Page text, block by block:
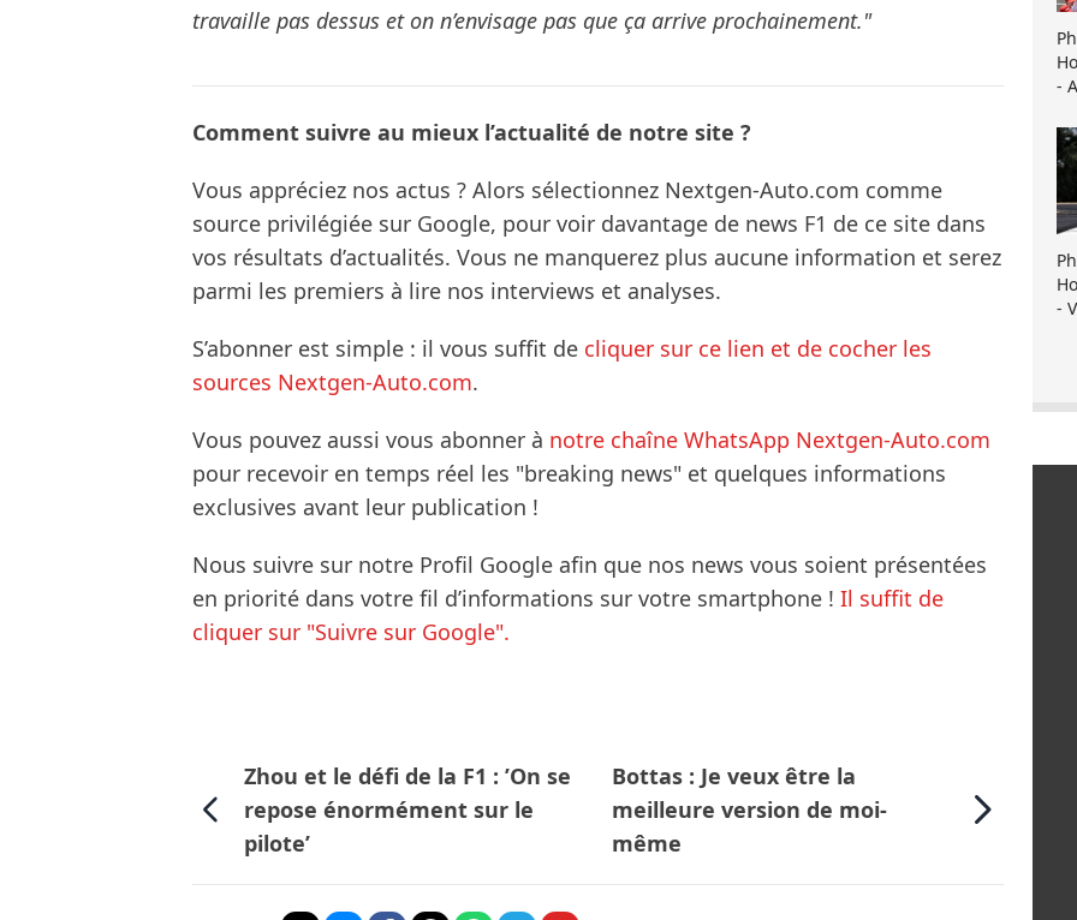
travaille pas dessus et on n’envisage pas que ça arrive prochainement."
Comment suivre au mieux l’actualité de notre site ?
Vous appréciez nos actus ? Alors sélectionnez Nextgen-Auto.com comme
source privilégiée sur Google, pour voir davantage de news F1 de ce site dans
vos résultats d’actualités. Vous ne manquerez plus aucune information et serez
parmi les premiers à lire nos interviews et analyses.
S’abonner est simple : il vous suffit de cliquer sur ce lien et de cocher les
sources Nextgen-Auto.com.
Vous pouvez aussi vous abonner à notre chaîne WhatsApp Nextgen-Auto.com
pour recevoir en temps réel les "breaking news" et quelques informations
exclusives avant leur publication !
Nous suivre sur notre Profil Google afin que nos news vous soient présentées
en priorité dans votre fil d’informations sur votre smartphone ! Il suffit de
cliquer sur "Suivre sur Google".
Zhou et le défi de la F1 : ’On se
repose énormément sur le
pilote’
Bottas : Je veux être la
meilleure version de moi-
même
-
-